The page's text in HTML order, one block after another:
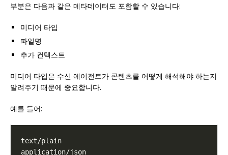
부분은 다음과 같은 메타데이터도 포함할 수 있습니다:
미디어 타입
파일명
추가 컨텍스트
미디어 타입은 수신 에이전트가 콘텐츠를 어떻게 해석해야 하는지
알려주기 때문에 중요합니다.
예를 들어: